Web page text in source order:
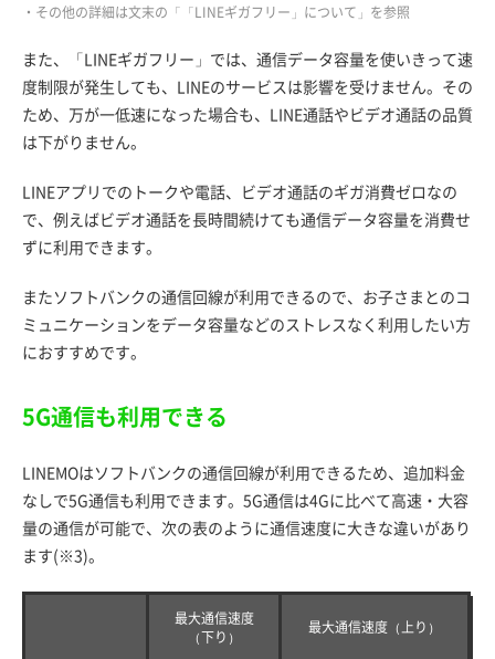
・その他の詳細は文末の「「LINEギガフリー」について」を参照
また、「LINEギガフリー」では、通信データ容量を使いきって速
度制限が発生しても、LINEのサービスは影響を受けません。その
ため、万が一低速になった場合も、LINE通話やビデオ通話の品質
は下がりません。
LINEアプリでのトークや電話、ビデオ通話のギガ消費ゼロなの
で、例えばビデオ通話を長時間続けても通信データ容量を消費せ
ずに利用できます。
またソフトバンクの通信回線が利用できるので、お子さまとのコ
ミュニケーションをデータ容量などのストレスなく利用したい方
におすすめです。
5G通信も利用できる
LINEMOはソフトバンクの通信回線が利用できるため、追加料金
なしで5G通信も利用できます。5G通信は4Gに比べて高速・大容
量の通信が可能で、次の表のように通信速度に大きな違いがあり
ます(※3)。
最大通信速度
（下り）
最大通信速度（上り）